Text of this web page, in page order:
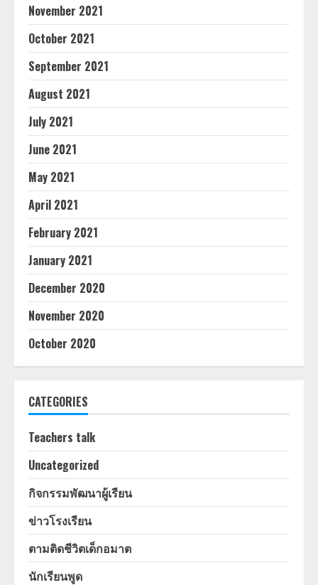
November 2021
October 2021
September 2021
August 2021
July 2021
June 2021
May 2021
April 2021
February 2021
January 2021
December 2020
November 2020
October 2020
CATEGORIES
Teachers talk
Uncategorized
กิจกรรมพัฒนาผู้เรียน
ข่าวโรงเรียน
ตามติดชีวิตเด็กอมาต
นักเรียนพูด